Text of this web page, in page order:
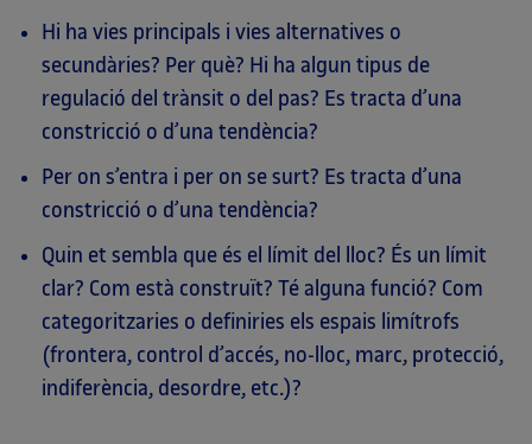
Hi ha vies principals i vies alternatives o
secundàries? Per què? Hi ha algun tipus de
regulació del trànsit o del pas? Es tracta d’una
constricció o d’una tendència?
Per on s’entra i per on se surt? Es tracta d’una
constricció o d’una tendència?
Quin et sembla que és el límit del lloc? És un límit
clar? Com està construït? Té alguna funció? Com
categoritzaries o definiries els espais limítrofs
(frontera, control d’accés, no-lloc, marc, protecció,
indiferència, desordre, etc.)?